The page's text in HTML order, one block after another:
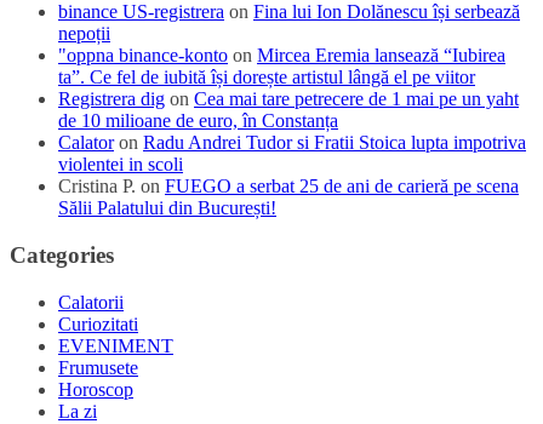
binance US-registrera on Fina lui Ion Dolănescu își serbează
nepoții
"oppna binance-konto on Mircea Eremia lansează “Iubirea
ta”. Ce fel de iubită își dorește artistul lângă el pe viitor
Registrera dig on Cea mai tare petrecere de 1 mai pe un yaht
de 10 milioane de euro, în Constanța
Calatoron Radu Andrei Tudor si Fratii Stoica lupta impotriva
violentei in scoli
Cristina P. on FUEGO a serbat 25 de ani de carieră pe scena
Sălii Palatului din București!
Categories
Calatorii
Curiozitati
EVENIMENT
Frumusete
Horoscop
La zi